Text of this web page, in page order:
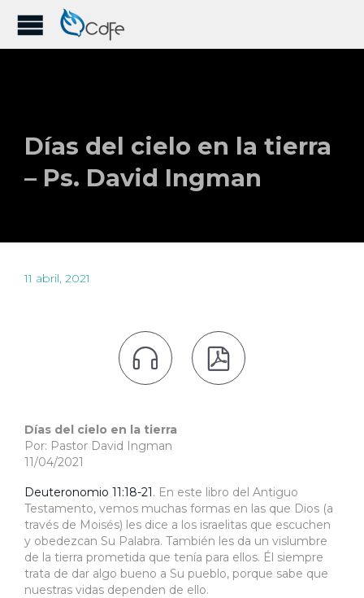
Días del cielo en la tierra
– Ps. David Ingman
11 abril, 2021
 
Días del cielo en la tierra
Por: Pastor David Ingman
11/04/2021
Deuteronomio 11:18-21. En este libro del Antiguo
Testamento, vemos muchas formas en las que Dios (a
través de Moisés) les dice a los israelitas que escuchen
y obedezcan Su Palabra. También les da un vislumbre
de la tierra prometida que tenía para ellos. Él siempre
trata de dar algo bueno a Su pueblo, porque sabe que
nuestras vidas dependen de ello.